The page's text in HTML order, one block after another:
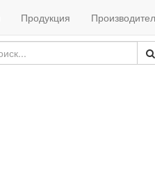
Продукция